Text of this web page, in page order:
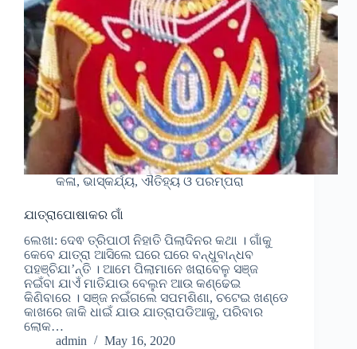
କଳା, ଭାସ୍କର୍ଯ୍ୟ, ଐତିହ୍ୟ ଓ ପରମ୍ପରା
ଯାତ୍ରାପୋଷାକର ଗାଁ
ଲେଖା: ଦେଵ ତ୍ରିପାଠୀ ନିହାତି ପିଲାଦିନର କଥା । ଗାଁକୁ
କେବେ ଯାତ୍ରା ଆସିଲେ ଘରେ ଘରେ ବନ୍ଧୁବାନ୍ଧବ
ପହଞ୍ଚିଯା’ନ୍ତି । ଆମେ ପିଲାମାନେ ଖରାବେଳୁ ସଞ୍ଜ
ନଇଁବା ଯାଏଁ ମାତିଯାଉ ବେଲୁନ ଆଉ କଣ୍ଢେଇ
କିଣିବାରେ । ସଞ୍ଜ ନଇଁଗଲେ ସପମଶିଣା, ଚଟେଇ ଖଣ୍ଡେ
କାଖରେ ଜାକି ଧାଇଁ ଯାଉ ଯାତ୍ରାପଡିଆକୁ, ପରିବାର
ଲୋକ…
admin
May 16, 2020